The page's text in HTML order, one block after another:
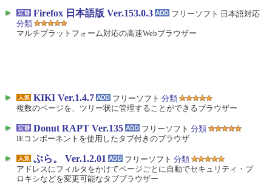
Firefox 日本語版 Ver.153.0.3
フリーソフト 日本語対応
分類
マルチプラットフォーム対応の高速Webブラウザー
KIKI Ver.1.4.7 フリーソフト 分類
複数のページを、ツリー状に管理することができるブラウザー
Donut RAPT Ver.135 フリーソフト 分類
IEコンポーネントを使用したタブ付きのブラウザ
ぶら。 Ver.1.2.01 フリーソフト 分類
アドレスにフィルタをかけてページごとに自動でセキュリティ・プ
ロキシなどを変更可能なタブブラウザー